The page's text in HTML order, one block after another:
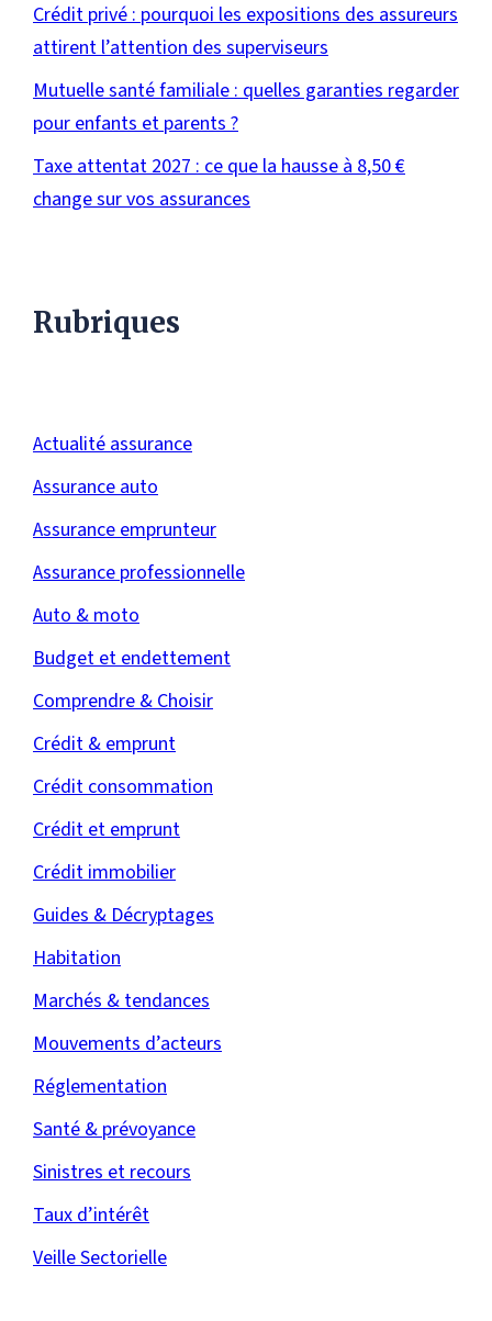
Crédit privé : pourquoi les expositions des assureurs
attirent l’attention des superviseurs
Mutuelle santé familiale : quelles garanties regarder
pour enfants et parents ?
Taxe attentat 2027 : ce que la hausse à 8,50 €
change sur vos assurances
Rubriques
Actualité assurance
Assurance auto
Assurance emprunteur
Assurance professionnelle
Auto & moto
Budget et endettement
Comprendre & Choisir
Crédit & emprunt
Crédit consommation
Crédit et emprunt
Crédit immobilier
Guides & Décryptages
Habitation
Marchés & tendances
Mouvements d’acteurs
Réglementation
Santé & prévoyance
Sinistres et recours
Taux d’intérêt
Veille Sectorielle